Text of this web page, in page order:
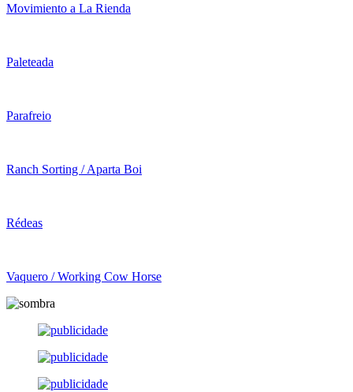
Movimiento a La Rienda
Paleteada
Parafreio
Ranch Sorting / Aparta Boi
Rédeas
Vaquero / Working Cow Horse